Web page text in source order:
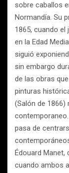
sobre caballos
Normandía. Su
1865, cuando el
en la Edad
siguió
sin embargo
de las obras
pinturas
(Salón de
pasa de
Édouard Manet,
cuando ambos